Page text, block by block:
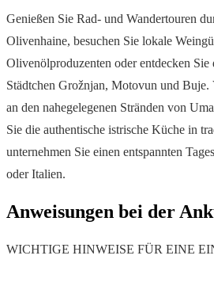
Genießen Sie Rad- und Wandertouren
Olivenhaine, besuchen Sie lokale
Olivenölproduzenten oder entdecken
Städtchen Grožnjan, Motovun und Buje.
an den nahegelegenen Stränden von
Sie die authentische istrische Küche in
unternehmen Sie einen entspannten
oder Italien.
Anweisungen bei der
WICHTIGE HINWEISE FÜR EINE